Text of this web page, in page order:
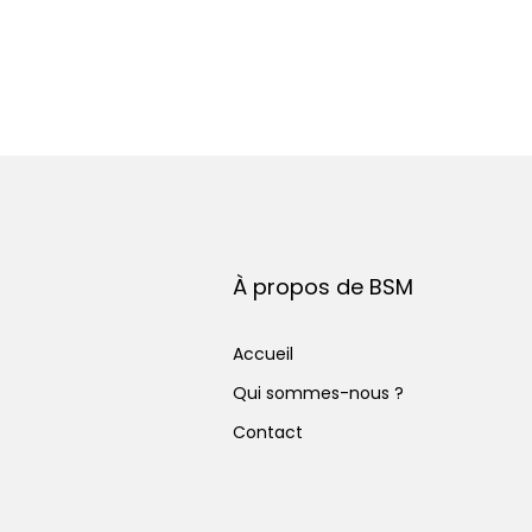
À propos de BSM
Accueil
Qui sommes-nous ?
Contact